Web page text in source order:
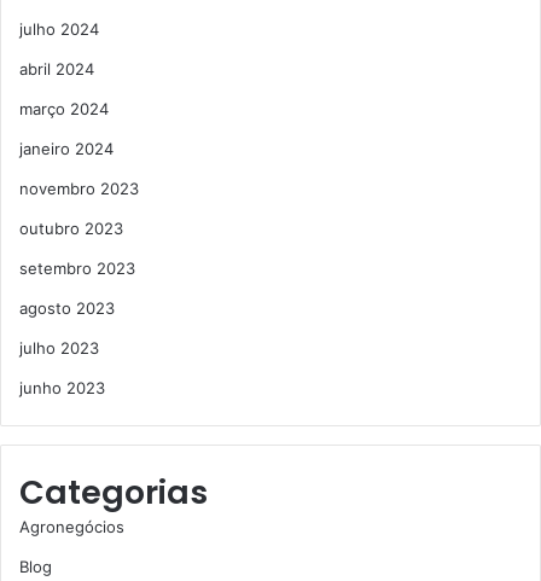
julho 2024
abril 2024
março 2024
janeiro 2024
novembro 2023
outubro 2023
setembro 2023
agosto 2023
julho 2023
junho 2023
Categorias
Agronegócios
Blog